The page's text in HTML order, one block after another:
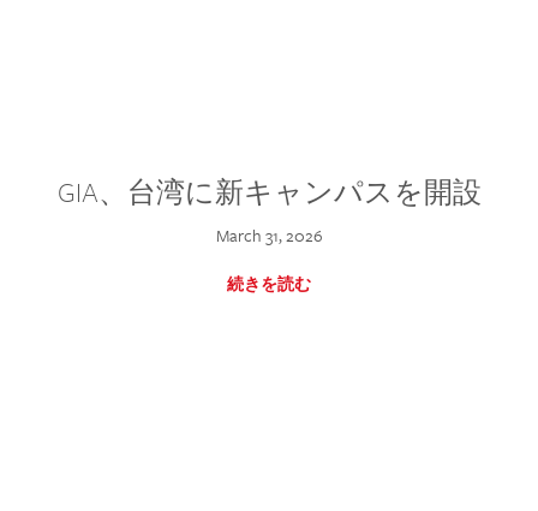
GIA、台湾に新キャンパスを開設
March 31, 2026
続きを読む